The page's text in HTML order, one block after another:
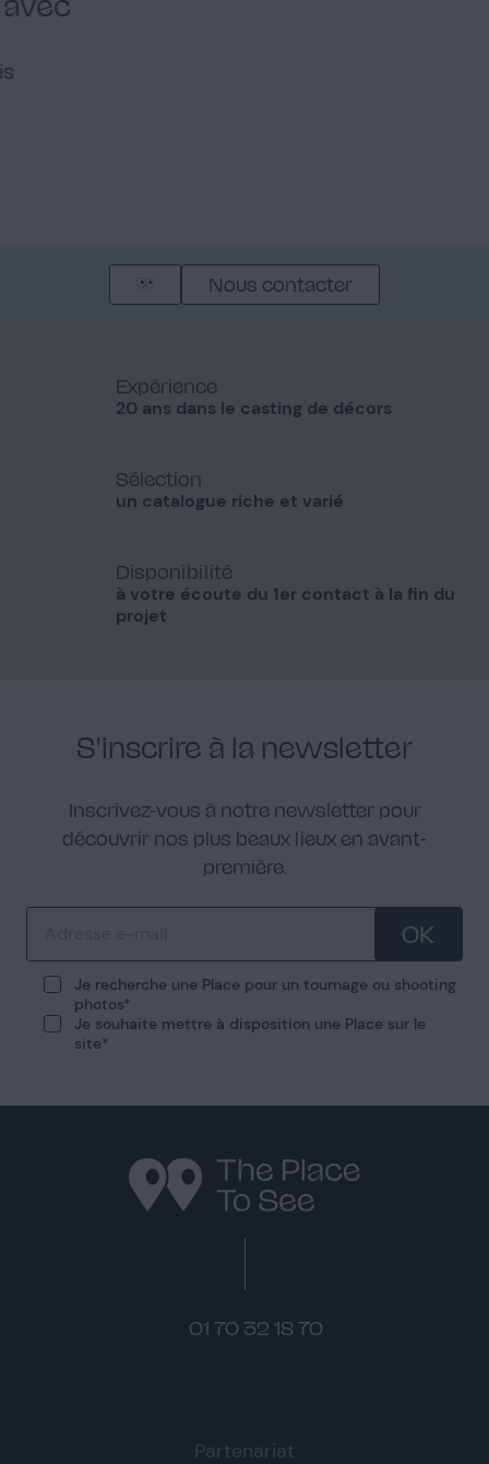
Nous contacter
Expérience
20 ans dans le casting de décors
Sélection
un catalogue riche et varié
Disponibilité
à votre écoute du 1er contact à la fin du
projet
S'inscrire à la newsletter
Inscrivez-vous à notre newsletter pour
découvrir nos plus beaux lieux en avant-
première.
OK
Je recherche une Place pour un tournage ou shooting
photos
Je souhaite mettre à disposition une Place sur le
site
01 70 32 18 70
Partenariat